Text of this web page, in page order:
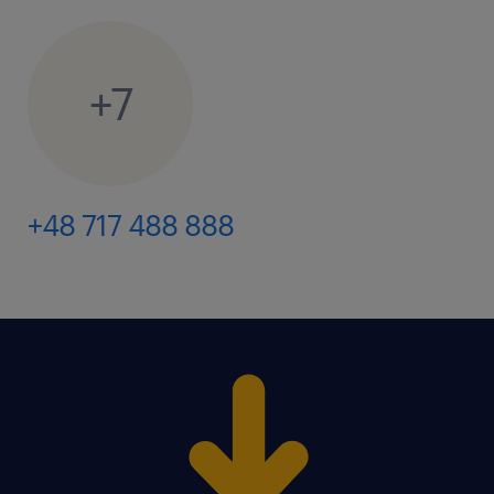
рівні
розвинені мануальні здібності.
tymczasową) на повну ставку
заробітна плата: 4806 - 5336 злотих брутто
(в залежності від кількості пропрацьованих
+7
+48 717 488 888